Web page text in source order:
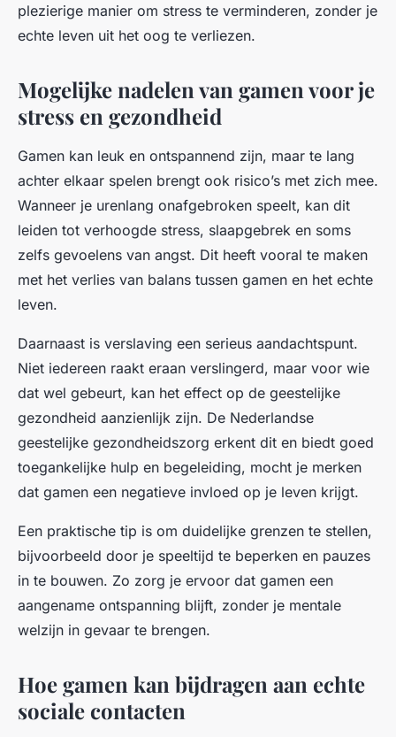
plezierige manier om stress te verminderen, zonder je
echte leven uit het oog te verliezen.
Mogelijke nadelen van gamen voor je
stress en gezondheid
Gamen kan leuk en ontspannend zijn, maar te lang
achter elkaar spelen brengt ook risico’s met zich mee.
Wanneer je urenlang onafgebroken speelt, kan dit
leiden tot verhoogde stress, slaapgebrek en soms
zelfs gevoelens van angst. Dit heeft vooral te maken
met het verlies van balans tussen gamen en het echte
leven.
Daarnaast is verslaving een serieus aandachtspunt.
Niet iedereen raakt eraan verslingerd, maar voor wie
dat wel gebeurt, kan het effect op de geestelijke
gezondheid aanzienlijk zijn. De Nederlandse
geestelijke gezondheidszorg erkent dit en biedt goed
toegankelijke hulp en begeleiding, mocht je merken
dat gamen een negatieve invloed op je leven krijgt.
Een praktische tip is om duidelijke grenzen te stellen,
bijvoorbeeld door je speeltijd te beperken en pauzes
in te bouwen. Zo zorg je ervoor dat gamen een
aangename ontspanning blijft, zonder je mentale
welzijn in gevaar te brengen.
Hoe gamen kan bijdragen aan echte
sociale contacten